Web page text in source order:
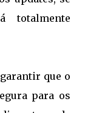
totalmente
que o
para os